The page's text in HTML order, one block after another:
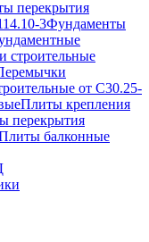
перекрытия
3Фундаменты
строительные
от С30.25-
Плиты крепления
перекрытия
балконные